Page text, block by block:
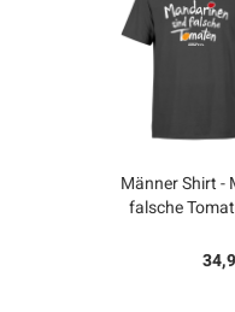
Männer Shirt -
falsche